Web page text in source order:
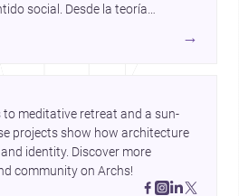
social. Desde la teoría
infantiles y una vivienda
→
meditative retreat and a sun-
projects show how architecture
identity. Discover more
community on Archs!